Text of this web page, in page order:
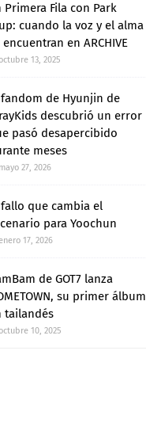
Primera Fila con Park
cuando la voz y el alma
encuentran en ARCHIVE
13, 2025
fandom de Hyunjin de
descubrió un error
pasó desapercibido
meses
mayo 27, 2026
fallo que cambia el
para Yoochun
17, 2026
de GOT7 lanza
su primer álbum
tailandés
10, 2025